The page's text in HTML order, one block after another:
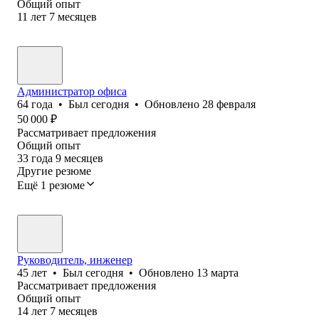
Общий опыт
11 лет 7 месяцев
Администратор офиса
64 года • Был сегодня • Обновлено 28 февраля
50 000 ₽
Рассматривает предложения
Общий опыт
33 года 9 месяцев
Другие резюме
Ещё 1 резюме
Руководитель, инженер
45 лет • Был сегодня • Обновлено 13 марта
Рассматривает предложения
Общий опыт
14 лет 7 месяцев